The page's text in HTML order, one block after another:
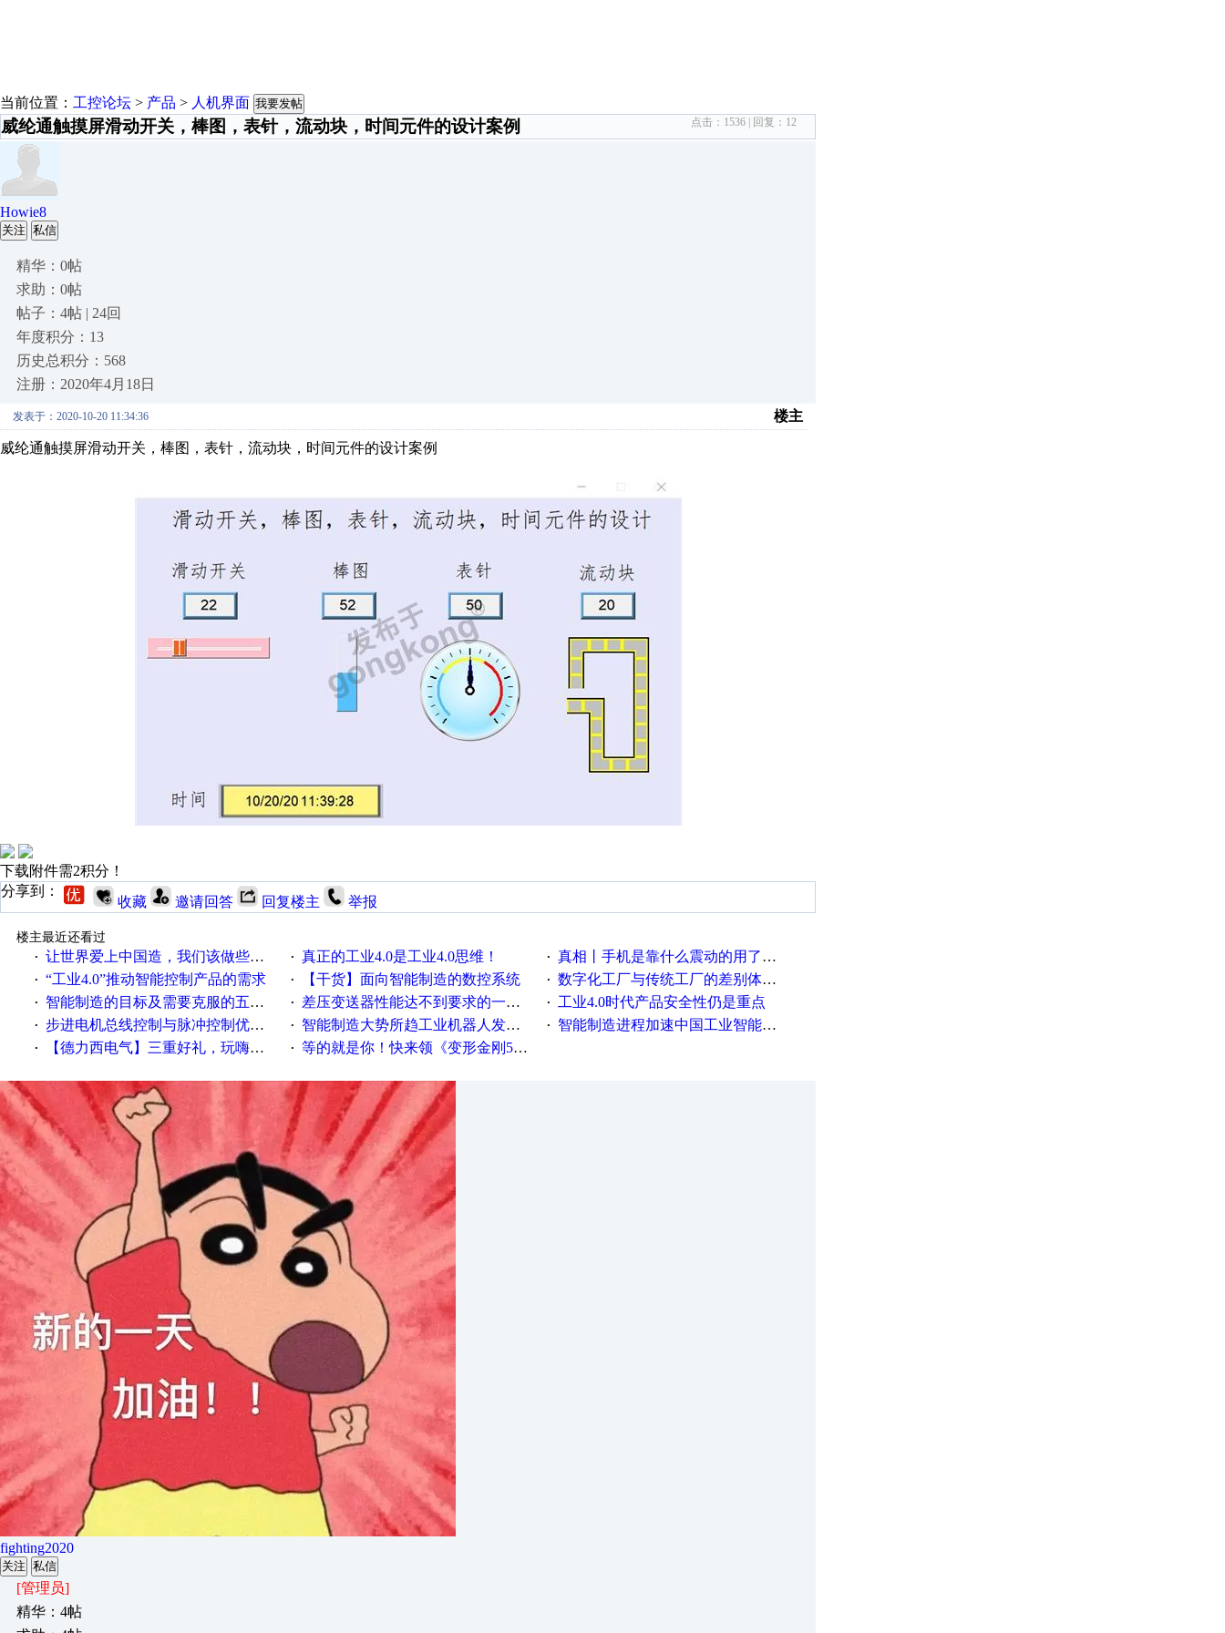
当前位置： 工控论坛 > 产品 > 人机界面 我要发帖
威纶通触摸屏滑动开关，棒图，表针，流动块，时间元件的设计案例 点击： 1536 | 回复： 12
Howie8
关注 私信
精华：0帖
求助：0帖
帖子：4帖 | 24回
年度积分：13
历史总积分：568
注册：2020年4月18日
发表于：2020-10-20 11:34:36 楼主
威纶通触摸屏滑动开关，棒图，表针，流动块，时间元件的设计案例
下载附件需2积分！
分享到：
收藏 邀请回答 回复楼主 举报
楼主最近还看过
· 让世界爱上中国造，我们该做些什么 · 真正的工业4.0是工业4.0思维！ · 真相丨手机是靠什么震动的用了这么多年才知道！
· “工业4.0”推动智能控制产品的需求 · 【干货】面向智能制造的数控系统 · 数字化工厂与传统工厂的差别体现在哪里？
· 智能制造的目标及需要克服的五个障碍 · 差压变送器性能达不到要求的一些因素 · 工业4.0时代产品安全性仍是重点
· 步进电机总线控制与脉冲控制优缺点 · 智能制造大势所趋工业机器人发展迅猛 · 智能制造进程加速中国工业智能化之路发展趋势明显
· 【德力西电气】三重好礼，玩嗨夏日！ · 等的就是你！快来领《变形金刚5》观影券
fighting2020
关注 私信
[管理员]
精华：4帖